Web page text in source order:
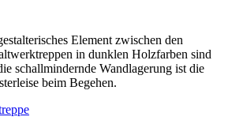
Element zwischen den
in dunklen Holzfarben sind
schallmindernde Wandlagerung ist die
beim Begehen.